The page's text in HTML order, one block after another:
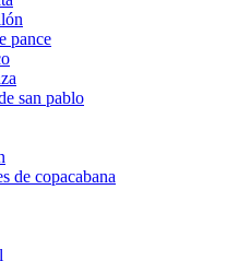
pance
san pablo
de copacabana